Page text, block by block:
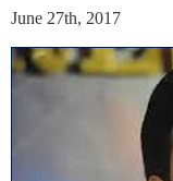
June 27th, 2017